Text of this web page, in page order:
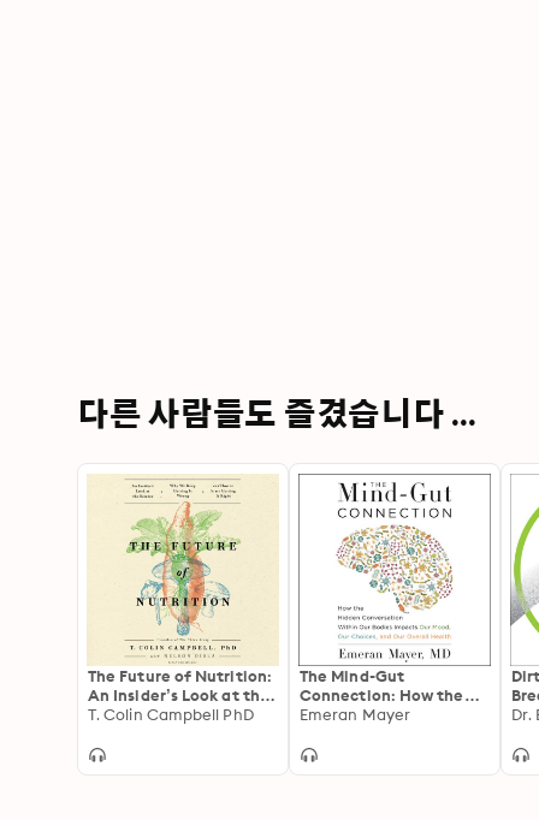
다른 사람들도 즐겼습니다 ...
The Future of Nutrition:
An Insider’s Look at the
Science, Why We Keep
How to Start Getting It
T. Colin Campbell PhD
The Mind-Gut
Connection: How the
Hidden Conversation
Impacts Our Mood, Our
Emeran Mayer
to
Dr.